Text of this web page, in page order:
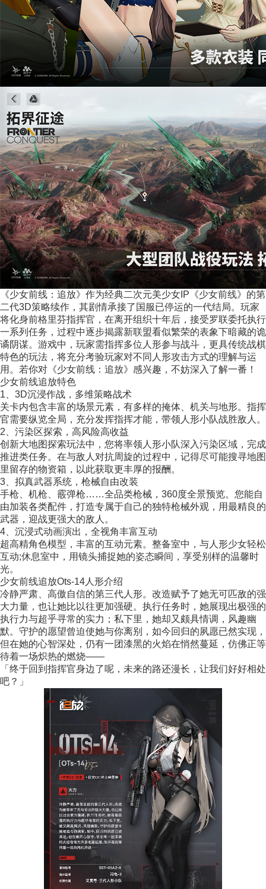
《少女前线：追放》作为经典二次元美少女IP《少女前线》的第
二代3D策略续作，其剧情承接了国服已停运的一代结局。玩家
将化身前格里芬指挥官，在离开组织十年后，接受罗联委托执行
一系列任务，过程中逐步揭露新联盟看似繁荣的表象下暗藏的诡
谲阴谋。游戏中，玩家需指挥多位人形参与战斗，更具传统战棋
特色的玩法，将充分考验玩家对不同人形攻击方式的理解与运
用。若你对《少女前线：追放》感兴趣，不妨深入了解一番！
少女前线追放特色
1、3D沉浸作战，多维策略战术
关卡内包含丰富的场景元素，有多样的掩体、机关与地形。指挥
官需要纵览全局，充分发挥指挥才能，带领人形小队战胜敌人。
2、污染区探索，高风险高收益
创新大地图探索玩法中，您将率领人形小队深入污染区域，完成
推进类任务。在与敌人对抗周旋的过程中，记得尽可能搜寻地图
里留存的物资箱，以此获取更丰厚的报酬。
3、拟真武器系统，枪械自由改装
手枪、机枪、霰弹枪……全品类枪械，360度全景预览。您能自
由加装各类配件，打造专属于自己的独特枪械外观，用最精良的
武器，迎战更强大的敌人。
4、沉浸式动画演出，全视角丰富互动
超高精角色模型，丰富的互动元素。整备室中，与人形少女轻松
互动;休息室中，用镜头捕捉她的姿态瞬间，享受别样的温馨时
光。
少女前线追放Ots-14人形介绍
冷静严肃、高傲自信的第三代人形。改造赋予了她无可匹敌的强
大力量，也让她比以往更加强硬。执行任务时，她展现出极强的
执行力与超乎寻常的实力；私下里，她却又颇具情调，风趣幽
默。守护的愿望曾迫使她与你离别，如今回归的夙愿已然实现，
但在她的心智深处，仍有一团漆黑的火焰在悄然蔓延，仿佛正等
待着一场炽热的燃烧——
「终于回到指挥官身边了呢，未来的路还漫长，让我们好好相处
吧？」